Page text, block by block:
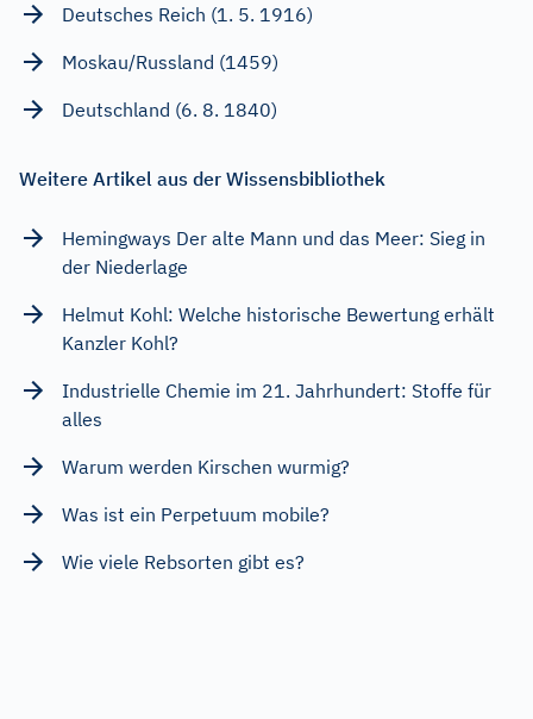
Deutsches Reich (1. 5. 1916)
Moskau/Russland (1459)
Deutschland (6. 8. 1840)
Weitere Artikel aus der Wissensbibliothek
Hemingways Der alte Mann und das Meer: Sieg in
der Niederlage
Helmut Kohl: Welche historische Bewertung erhält
Kanzler Kohl?
Industrielle Chemie im 21. Jahrhundert: Stoffe für
alles
Warum werden Kirschen wurmig?
Was ist ein Perpetuum mobile?
Wie viele Rebsorten gibt es?